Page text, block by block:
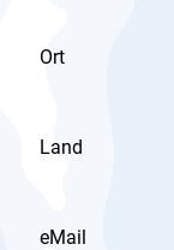
Ort
Land
eMail